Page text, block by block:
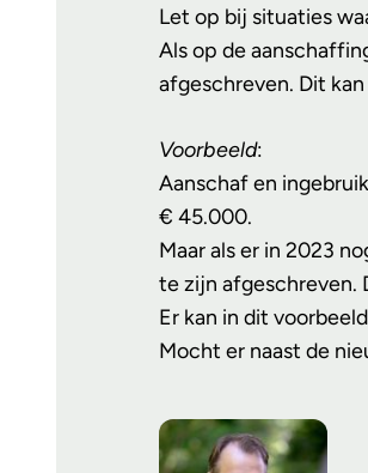
Let op bij situaties
Als op de
afgeschreven. Dit
Voorbeeld:
Aanschaf en
€ 45.000.
Maar als er in 2023
te zijn afgeschreven.
Er kan in dit
Mocht er naast de